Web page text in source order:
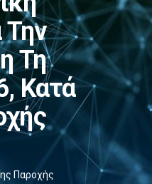
Τη
Κατά
Παροχής